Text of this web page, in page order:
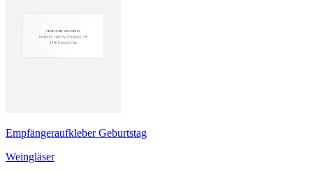
Empfängeraufkleber Geburtstag
Weingläser